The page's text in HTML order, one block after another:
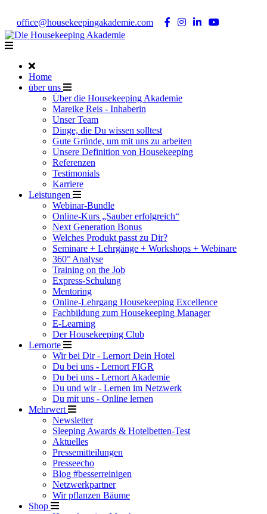
office@housekeepingakademie.com
Home
über uns
Über die Housekeeping Akademie
Mareike Reis - Inhaberin
Unser Team
Dinge, die Du wissen solltest
Gute Gründe, um mit uns zu arbeiten
Unsere Definition von Housekeeping
Referenzen
Testimonials
Karriere
Leistungen
Webinar-Bundle
Online-Kurs „Sauber erfolgreich“
Next Generation Bonus
Welches Produkt passt zu Dir?
Seminare + Lehrgänge + Workshops + Webinare
360° Analyse
Training on the Job
Express-Schulung
Mentoring
Online-Lehrgang Housekeeping Excellence
Fachbildung zum Housekeeping Manager
E-Learning
Der Housekeeping Club
Lernorte
Wir bei Dir - Lernort Dein Hotel
Du bei uns - Lernort FIGR
Du bei uns - Lernort Akademie
Du und wir - Lernen im Netzwerk
Du mit uns - Online lernen
Mehrwert
Newsletter
Sleeping Awards & Hotelbetten-Test
Aktuelles
Pressemitteilungen
Presseecho
Blog #besserreinigen
Netzwerkpartner
Wir pflanzen Bäume
Shop